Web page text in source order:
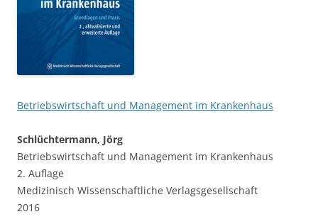
Betriebswirtschaft und Management im Krankenhaus
Schlüchtermann, Jörg
Betriebswirtschaft und Management im Krankenhaus
2. Auflage
Medizinisch Wissenschaftliche Verlagsgesellschaft
2016